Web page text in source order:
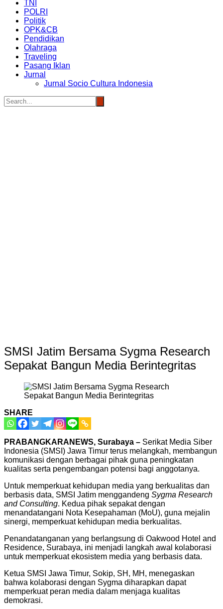
TNI
POLRI
Politik
OPK&CB
Pendidikan
Olahraga
Traveling
Pasang Iklan
Jurnal
Jurnal Socio Cultura Indonesia
SMSI Jatim Bersama Sygma Research
Sepakat Bangun Media Berintegritas
SHARE
PRABANGKARANEWS, Surabaya – Serikat Media Siber
Indonesia (SMSI) Jawa Timur terus melangkah, membangun
komunikasi dengan berbagai pihak guna peningkatan
kualitas serta pengembangan potensi bagi anggotanya.
Untuk memperkuat kehidupan media yang berkualitas dan
berbasis data, SMSI Jatim menggandeng Sygma Research
and Consulting. Kedua pihak sepakat dengan
menandatangani Nota Kesepahaman (MoU), guna mejalin
sinergi, memperkuat kehidupan media berkualitas.
Penandatanganan yang berlangsung di Oakwood Hotel and
Residence, Surabaya, ini menjadi langkah awal kolaborasi
untuk memperkuat ekosistem media yang berbasis data.
Ketua SMSI Jawa Timur, Sokip, SH, MH, menegaskan
bahwa kolaborasi dengan Sygma diharapkan dapat
memperkuat peran media dalam menjaga kualitas
demokrasi.